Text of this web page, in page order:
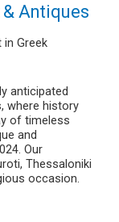
Antiques
in Greek
anticipated
where history
of timeless
and
Our
Thessaloniki
occasion.